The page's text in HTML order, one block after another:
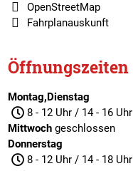
OpenStreetMap
Fahrplanauskunft
Öffnungszeiten
Montag,Dienstag
8 - 12 Uhr / 14 - 16 Uhr
Mittwochgeschlossen
Donnerstag
8 - 12 Uhr / 14 - 18 Uhr